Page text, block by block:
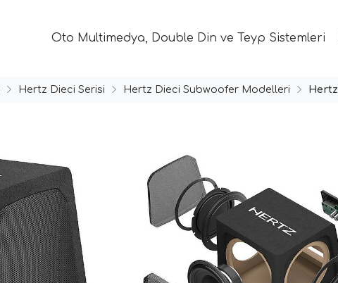
Oto Multimedya, Double Din ve Teyp Sistemleri
Hertz Dieci Serisi Hertz Dieci Subwoofer Modelleri Hertz